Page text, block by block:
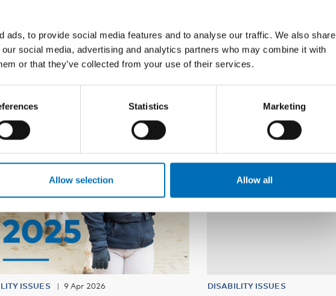
ads, to provide social media features and to analyse our traffic. We also share
social media, advertising and analytics partners who may combine it with
or that they’ve collected from your use of their services.
Statistics Marketing
Allow selection Allow all
Related content
ISSUES 9 Apr 2026
NOV 2026
DISABILITY ISSUES